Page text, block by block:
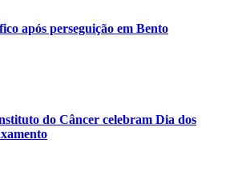
após perseguição em Bento
do Câncer celebram Dia dos